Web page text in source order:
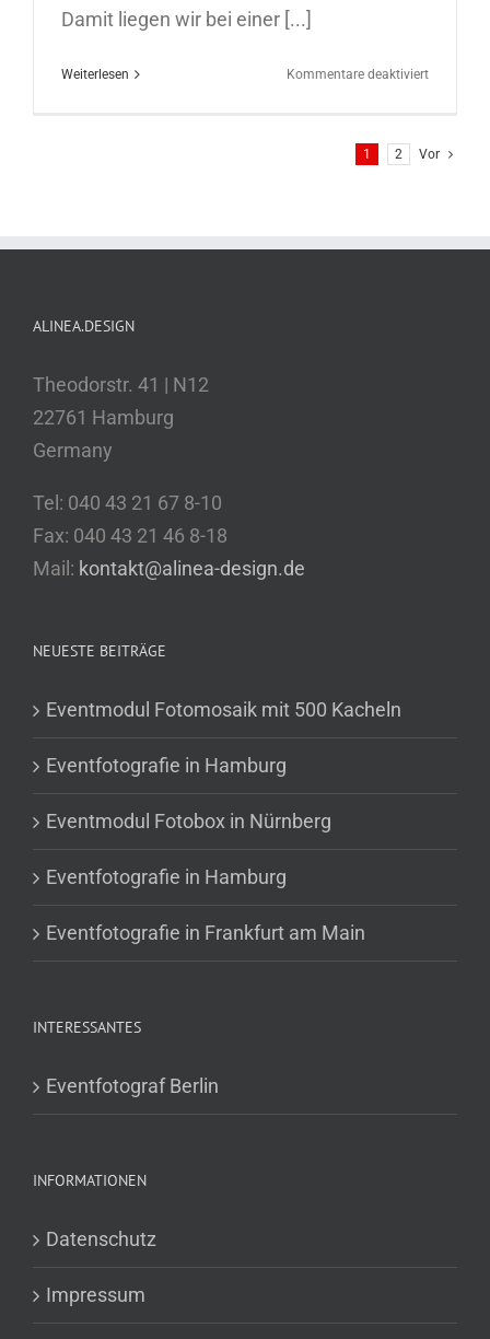
Damit liegen wir bei einer [...]
Weiterlesen Kommentare deaktiviertfür
Essen
1 2 Vor
ALINEA.DESIGN
Theodorstr. 41 | N12
22761 Hamburg
Germany
Tel: 040 43 21 67 8-10
Fax: 040 43 21 46 8-18
Mail: kontakt@alinea-design.de
NEUESTE BEITRÄGE
Eventmodul Fotomosaik mit 500 Kacheln
Eventfotografie in Hamburg
Eventmodul Fotobox in Nürnberg
Eventfotografie in Hamburg
Eventfotografie in Frankfurt am Main
INTERESSANTES
Eventfotograf Berlin
INFORMATIONEN
Datenschutz
Impressum